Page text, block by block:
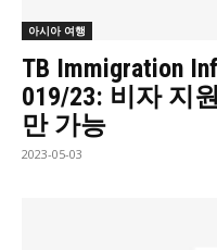
아시아 여행
TB Immigration
019/23: 비자 지
만 가능
2023-05-03